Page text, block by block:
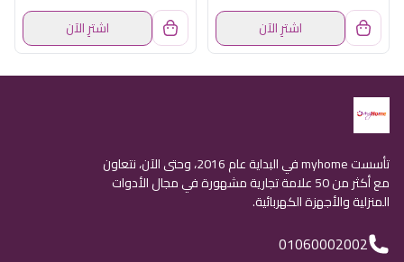
اشترِ الآن
اشترِ الآن
تأسست myhome في البداية عام 2016، وحتى الآن، نتعاون
مع أكثر من 50 علامة تجارية مشهورة في مجال الأدوات
المنزلية والأجهزة الكهربائية.
01060002002